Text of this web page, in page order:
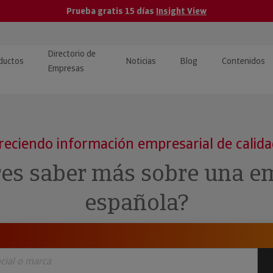
Prueba gratis 15 días Insight View
y ERP
· Recuperación de
Directorio de
Empresas
Noticias Blog Contenidos
Pública
Investigada
información empresarial de
saber más sobre una
española?